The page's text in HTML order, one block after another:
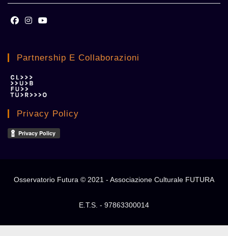
tab
a
tab
a
Partnership E Collaborazioni
Privacy Policy
Osservatorio Futura © 2021 - Associazione Culturale FUTURA
E.T.S. - 97863300014